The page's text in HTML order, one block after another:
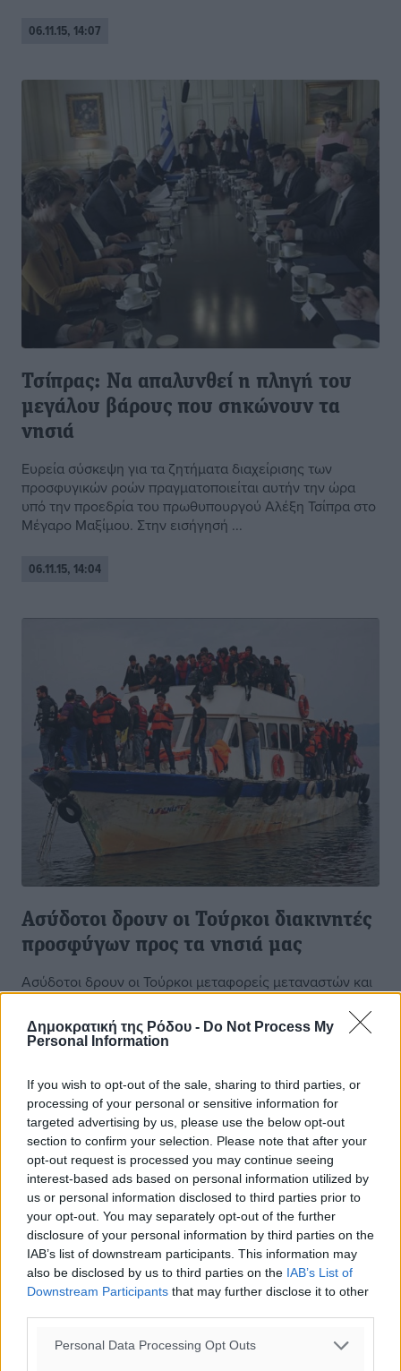
Δημοκρατική της Ρόδου - Do Not Process My
Personal Information
If you wish to opt-out of the sale, sharing to third parties, or
processing of your personal or sensitive information for
targeted advertising by us, please use the below opt-out
section to confirm your selection. Please note that after your
opt-out request is processed you may continue seeing
interest-based ads based on personal information utilized by
us or personal information disclosed to third parties prior to
your opt-out. You may separately opt-out of the further
disclosure of your personal information by third parties on the
IAB’s list of downstream participants. This information may
also be disclosed by us to third parties on the IAB’s List of
Downstream Participants that may further disclose it to other
Personal Data Processing Opt Outs
06.11.15, 14:07
Τσίπρας: Να απαλυνθεί η πληγή του
μεγάλου βάρους που σηκώνουν τα
νησιά
Ευρεία σύσκεψη για τα ζητήματα διαχείρισης των
προσφυγικών ροών πραγματοποιείται αυτήν την ώρα
υπό την προεδρία του πρωθυπουργού Αλέξη Τσίπρα στο
Μέγαρο Μαξίμου. Στην εισήγησή ...
06.11.15, 14:04
Ασύδοτοι δρουν οι Τούρκοι διακινητές
προσφύγων προς τα νησιά μας
Ασύδοτοι δρουν οι Τούρκοι μεταφορείς μεταναστών και
προσφύγων προς τα νησιά του ανατολικού Αιγαίου.
Εντελώς ανενόχλητοι από το επίσημο τουρκικό κράτος
λειτουργούν πλέον στις ...
06.11.15, 13:58